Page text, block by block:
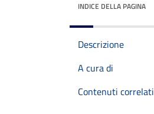
INDICE DELLA PAGINA
Descrizione
A cura di
Contenuti correlati